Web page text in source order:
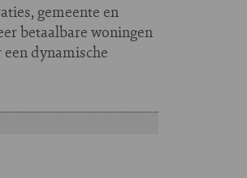
gemeente en
betaalbare woningen
dynamische